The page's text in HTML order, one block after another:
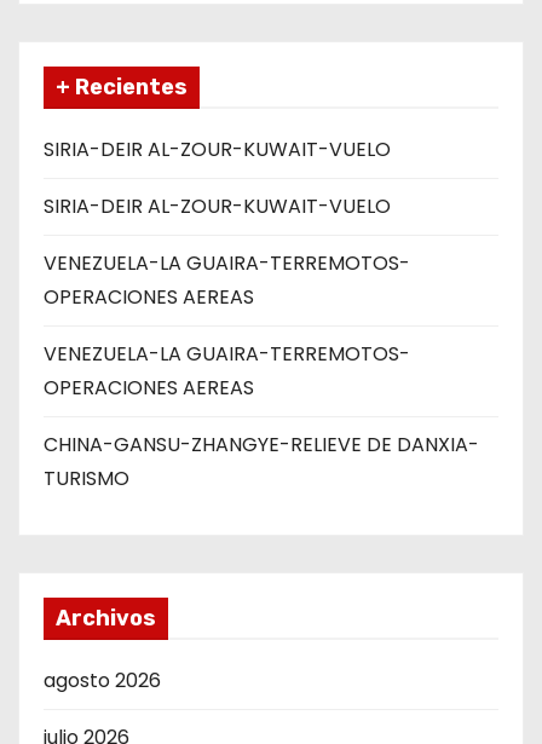
+ Recientes
SIRIA-DEIR AL-ZOUR-KUWAIT-VUELO
SIRIA-DEIR AL-ZOUR-KUWAIT-VUELO
VENEZUELA-LA GUAIRA-TERREMOTOS-
OPERACIONES AEREAS
VENEZUELA-LA GUAIRA-TERREMOTOS-
OPERACIONES AEREAS
CHINA-GANSU-ZHANGYE-RELIEVE DE DANXIA-
TURISMO
Archivos
agosto 2026
julio 2026